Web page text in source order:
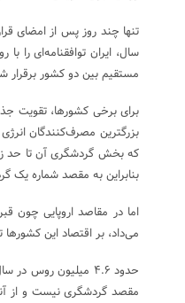
سال، ایران توافقنامه‌ای
مستقیم بین دو کشور
برای برخی کشورها، تقویت
بزرگترین مصرف‌کنندگان
که بخش گردشگری آن تا حد
بنابراین به مقصد شماره
اما در مقاصد اروپایی چون
می‌داد، بر اقتصاد این
مقصد گردشگری نیست و از